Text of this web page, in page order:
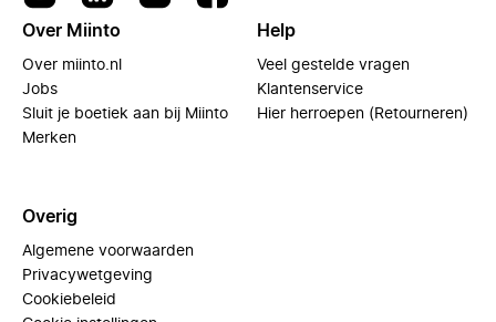
Over Miinto
Over miinto.nl
Jobs
Sluit je boetiek aan bij Miinto
Merken
Help
Veel gestelde vragen
Klantenservice
Hier herroepen (Retourneren)
Overig
Algemene voorwaarden
Privacywetgeving
Cookiebeleid